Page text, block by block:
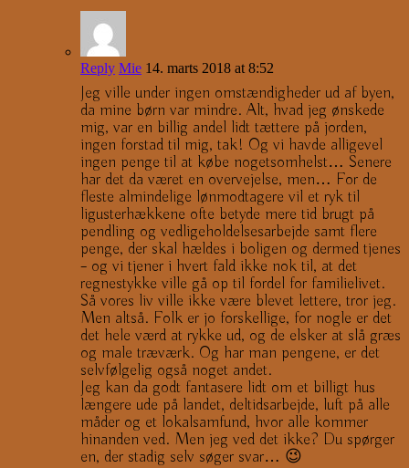
Reply Mie 14. marts 2018 at 8:52
Jeg ville under ingen omstændigheder ud af byen,
da mine børn var mindre. Alt, hvad jeg ønskede
mig, var en billig andel lidt tættere på jorden,
ingen forstad til mig, tak! Og vi havde alligevel
ingen penge til at købe nogetsomhelst… Senere
har det da været en overvejelse, men… For de
fleste almindelige lønmodtagere vil et ryk til
ligusterhækkene ofte betyde mere tid brugt på
pendling og vedligeholdelsesarbejde samt flere
penge, der skal hældes i boligen og dermed tjenes
– og vi tjener i hvert fald ikke nok til, at det
regnestykke ville gå op til fordel for familielivet.
Så vores liv ville ikke være blevet lettere, tror jeg.
Men altså. Folk er jo forskellige, for nogle er det
det hele værd at rykke ud, og de elsker at slå græs
og male træværk. Og har man pengene, er det
selvfølgelig også noget andet.
Jeg kan da godt fantasere lidt om et billigt hus
længere ude på landet, deltidsarbejde, luft på alle
måder og et lokalsamfund, hvor alle kommer
hinanden ved. Men jeg ved det ikke? Du spørger
en, der stadig selv søger svar… 😉